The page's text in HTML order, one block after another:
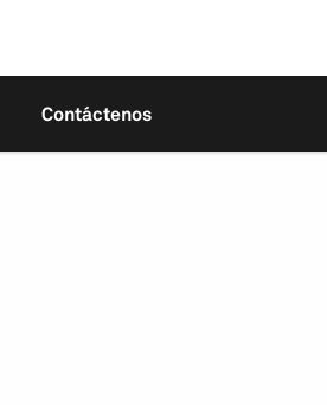
Contáctenos